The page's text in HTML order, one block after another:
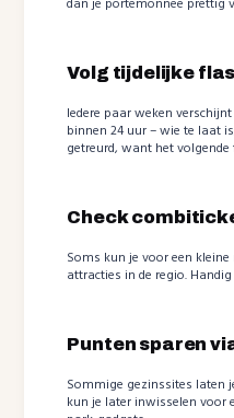
Volg tijdelijke
Iedere paar weken
binnen 24 uur – wie te laat
getreurd, want het
Check
Soms kun je voor een
attracties in de regio.
Punten sparen
Sommige gezinssites laten
kun je later inwisselen voor